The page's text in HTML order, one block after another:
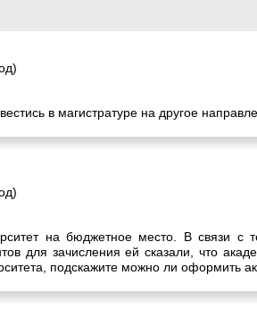
в магистратуре на другое
на бюджетное место. В связи с
для зачисления ей сказали, что
подскажите можно ли оформить